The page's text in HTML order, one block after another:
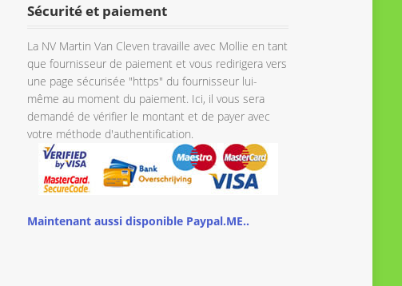
Sécurité et paiement
La NV Martin Van Cleven travaille avec Mollie en tant
que fournisseur de paiement et vous redirigera vers
une page sécurisée "https" du fournisseur lui-
même au moment du paiement. Ici, il vous sera
demandé de vérifier le montant et de payer avec
votre méthode d'authentification.
Maintenant aussi disponible Paypal.ME..